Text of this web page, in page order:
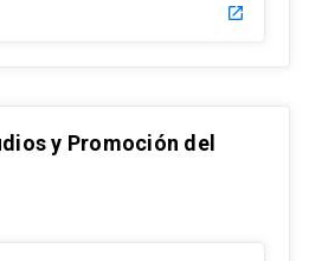
launch
y Promoción del